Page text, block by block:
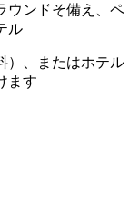
ウンドそ備え、ペ
ル
）、またはホテル
ます